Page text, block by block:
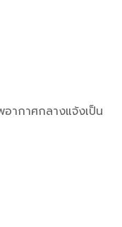
ากาศกลางแจ้งเป็น